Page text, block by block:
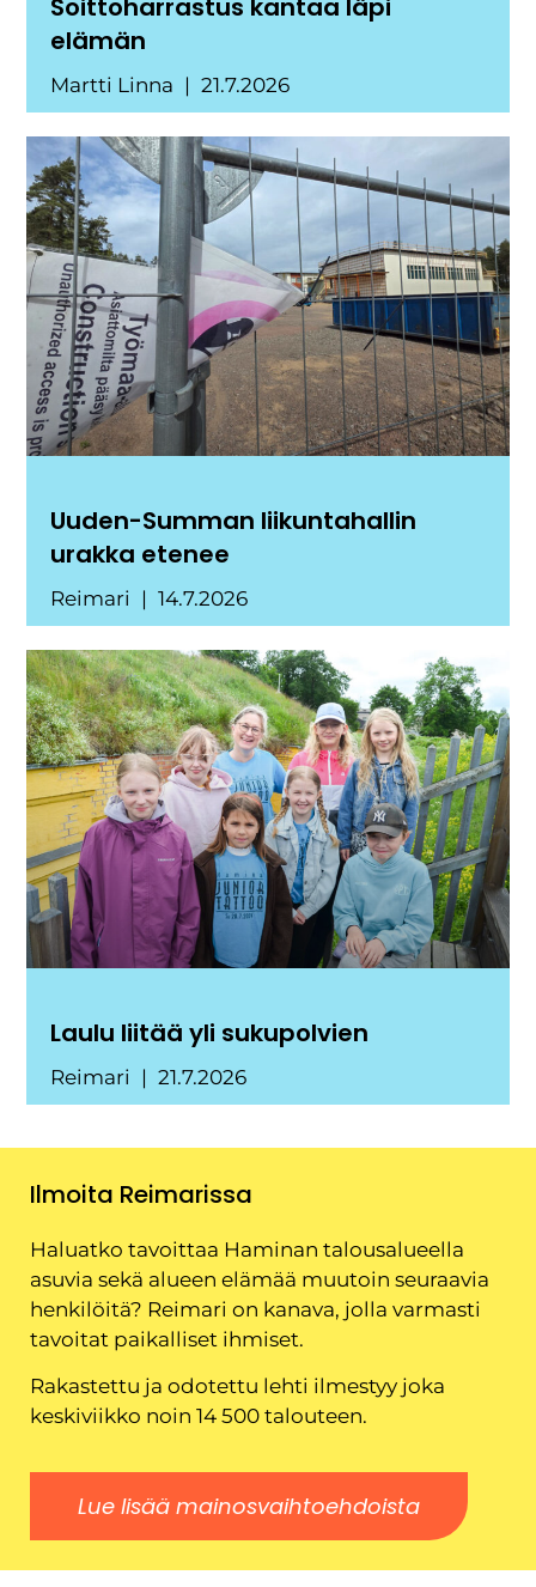
Soittoharrastus kantaa läpi
elämän
Martti Linna 21.7.2026
Uuden-Summan liikuntahallin
urakka etenee
Reimari 14.7.2026
Laulu liitää yli sukupolvien
Reimari 21.7.2026
Ilmoita Reimarissa
Haluatko tavoittaa Haminan talousalueella
asuvia sekä alueen elämää muutoin seuraavia
henkilöitä? Reimari on kanava, jolla varmasti
tavoitat paikalliset ihmiset.
Rakastettu ja odotettu lehti ilmestyy joka
keskiviikko noin 14 500 talouteen.
Lue lisää mainosvaihtoehdoista